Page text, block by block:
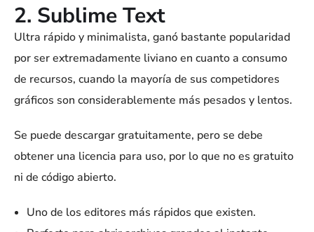
2. Sublime Text
Ultra rápido y minimalista, ganó bastante popularidad
por ser extremadamente liviano en cuanto a consumo
de recursos, cuando la mayoría de sus competidores
gráficos son considerablemente más pesados y lentos.
Se puede descargar gratuitamente, pero se debe
obtener una licencia para uso, por lo que no es gratuito
ni de código abierto.
Uno de los editores más rápidos que existen.